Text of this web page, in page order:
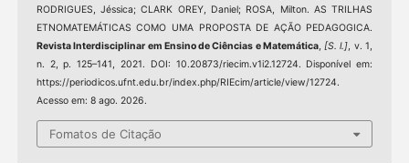
RODRIGUES, Jéssica; CLARK OREY, Daniel; ROSA, Milton. AS TRILHAS
ETNOMATEMÁTICAS COMO UMA PROPOSTA DE AÇÃO PEDAGOGICA.
Revista Interdisciplinar em Ensino de Ciências e Matemática,[S. l.], v. 1,
n. 2, p. 125–141, 2021. DOI: 10.20873/riecim.v1i2.12724. Disponível em:
https://periodicos.ufnt.edu.br/index.php/RIEcim/article/view/12724.
Acesso em: 8 ago. 2026.
Fomatos de Citação